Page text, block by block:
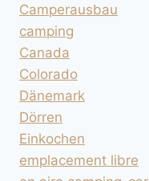
Camperausbau
camping
Canada
Colorado
Dänemark
Dörren
Einkochen
emplacement libre